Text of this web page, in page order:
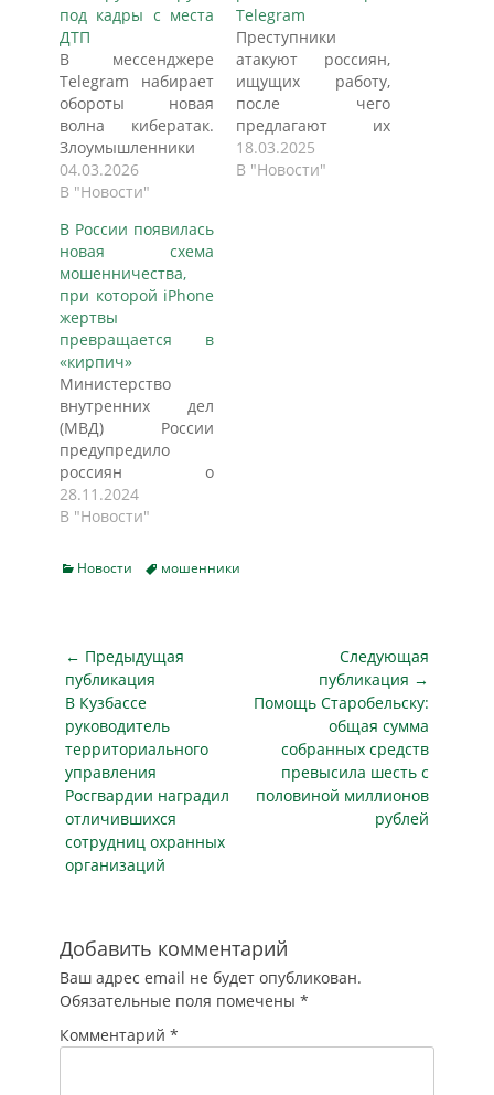
под кадры с места
ДТП
В мессенджере
Telegram набирает
обороты новая
волна кибератак.
Злоумышленники
делают ставку на
человеческие
сочувствие,
желание помочь.
Они рассылают в
крупных чатах
сообщения о якобы
случившемся ДТП с
участием знакомых
и прикрепляют
ссылки на
«шокирующее
видео». В
реальности за
ними скрываются
вредоносные
которые вычищают
04.03.2026
В "Новости"
Telegram
Преступники
атакуют россиян,
ищущих работу,
после чего
предлагают их
контактам в
Telegram
18.03.2025
В "Новости"
В России появилась
новая схема
мошенничества,
при которой iPhone
жертвы
превращается в
«кирпич»
Министерство
внутренних дел
(МВД) России
предупредило
россиян о
мошенниках,
которые массово
под видом
Россиянам
обещают вернуть
на телефон
приложение банка -
для этого
необходимо зайти в
Apple ID
злоумышленника и
ввести личные
данные. iPhone
блокируется после
требуют…
28.11.2024
В "Новости"
Categories
Новости Tagsмошенники
Навигация
по
записям
← Предыдущая
публикация
Предыдущая
публикация
В Кузбассе
руководитель
территориального
управления
Росгвардии наградил
отличившихся
сотрудниц охранных
организаций
Следующая
публикация →
Следующая
публикация
Помощь Старобельску:
общая сумма
собранных средств
превысила шесть с
половиной миллионов
рублей
Добавить комментарий
Ваш адрес email не будет опубликован.
Обязательные поля помечены *
Комментарий *